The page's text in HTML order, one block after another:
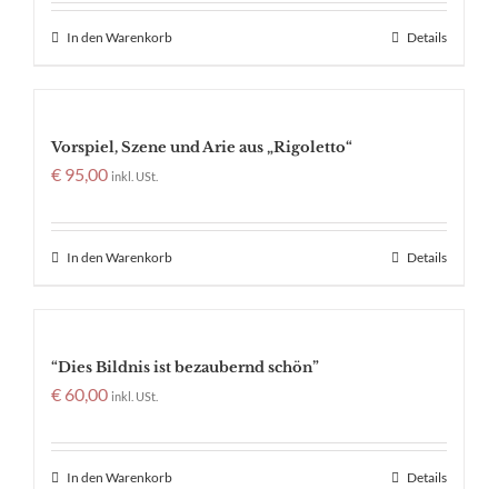
In den Warenkorb Details
Vorspiel, Szene und Arie aus „Rigoletto“
€ 95,00 inkl. USt.
In den Warenkorb Details
“Dies Bildnis ist bezaubernd schön”
€ 60,00 inkl. USt.
In den Warenkorb Details